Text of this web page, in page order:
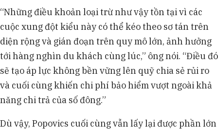
“Những điều khoản loại trừ như vậy tồn tại vì các
cuộc xung đột kiểu này có thể kéo theo sơ tán trên
diện rộng và gián đoạn trên quy mô lớn, ảnh hưởng
tới hàng nghìn du khách cùng lúc,” ông nói. “Điều đó
sẽ tạo áp lực không bền vững lên quỹ chia sẻ rủi ro
và cuối cùng khiến chi phí bảo hiểm vượt ngoài khả
năng chi trả của số đông.”
Dù vậy, Popovics cuối cùng vẫn lấy lại được phần lớn